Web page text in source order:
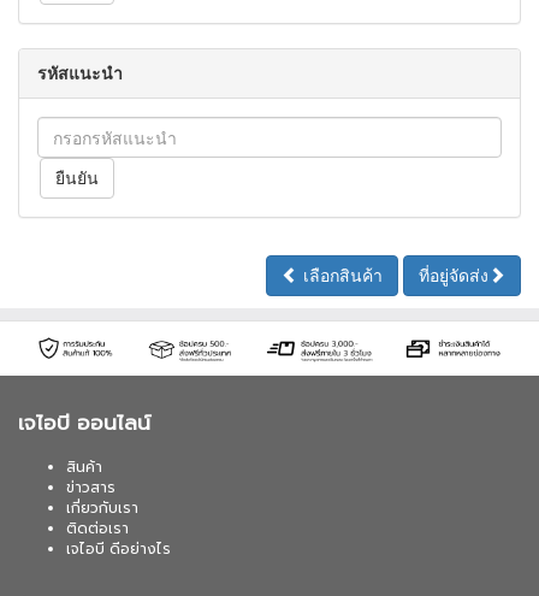
รหัสแนะนำ
เลือกสินค้า ที่อยู่จัดส่ง
เจไอบี ออนไลน์
สินค้า
ข่าวสาร
เกี่ยวกับเรา
ติดต่อเรา
เจไอบี ดีอย่างไร